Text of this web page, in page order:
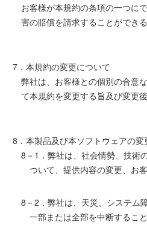
お客様が本規約の条項の一つに
害の賠償を請求することができる
7．本規約の変更について
弊社は、お客様との個別の合意
て本規約を変更する旨及び変更
8．本製品及び本ソフトウェアの変
8－1．弊社は、社会情勢、技術
ついて、提供内容の変更、お
8－2．弊社は、天災、システム
一部または全部を中断すること